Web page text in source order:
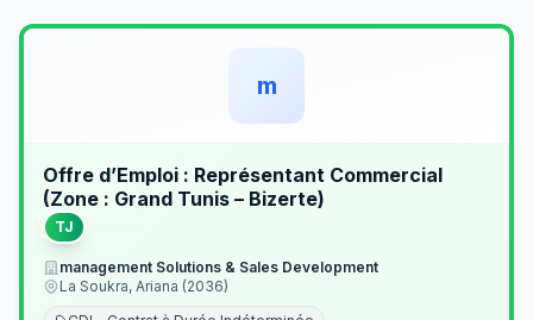
m
Offre d’Emploi : Représentant Commercial
(Zone : Grand Tunis – Bizerte)
TJ
management Solutions & Sales Development
La Soukra, Ariana (2036)